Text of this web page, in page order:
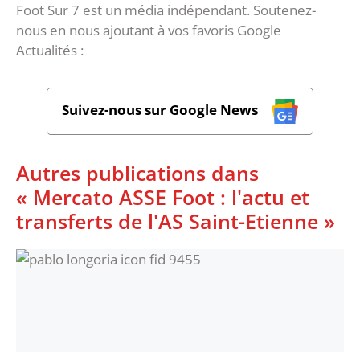
Foot Sur 7 est un média indépendant. Soutenez-
nous en nous ajoutant à vos favoris Google
Actualités :
Suivez-nous sur Google News
Autres publications dans
« Mercato ASSE Foot : l'actu et
transferts de l'AS Saint-Etienne »